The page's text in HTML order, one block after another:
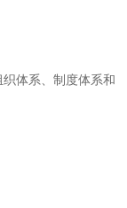
体系、制度体系和